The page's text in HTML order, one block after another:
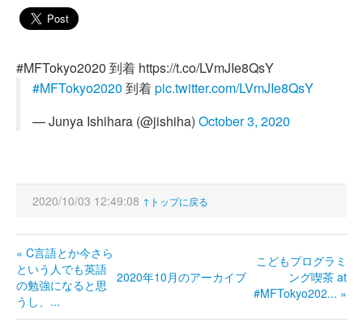
#MFTokyo2020 到着 https://t.co/LVmJIe8QsY
#MFTokyo2020 到着pic.twitter.com/LVmJIe8QsY
— Junya Ishihara (@jishiha) October 3, 2020
2020/10/03 12:49:08 ↑トップに戻る
« C言語とか今さら
という人でも英語
の勉強になると思
うし、...
2020年10月のアーカイブ
こどもプログラミ
ング喫茶 at
#MFTokyo202... »